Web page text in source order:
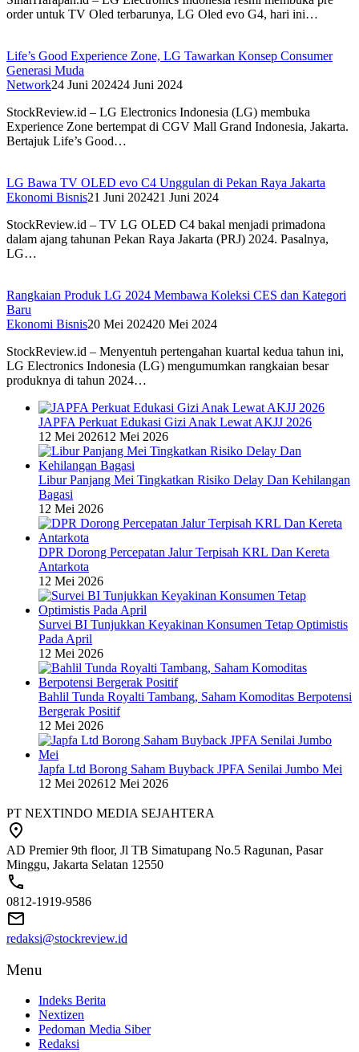
order untuk TV Oled terbarunya, LG Oled evo G4, hari ini…
Life’s Good Experience Zone, LG Tawarkan Konsep Consumer
Generasi Muda
Network24 Juni 202424 Juni 2024
StockReview.id – LG Electronics Indonesia (LG) membuka
Experience Zone bertempat di CGV Mall Grand Indonesia, Jakarta.
Bertajuk Life’s Good…
LG Bawa TV OLED evo C4 Unggulan di Pekan Raya Jakarta
Ekonomi Bisnis21 Juni 202421 Juni 2024
StockReview.id – TV LG OLED C4 bakal menjadi primadona
dalam ajang tahunan Pekan Raya Jakarta (PRJ) 2024. Pasalnya,
LG…
Rangkaian Produk LG 2024 Membawa Koleksi CES dan Kategori
Baru
Ekonomi Bisnis20 Mei 202420 Mei 2024
StockReview.id – Menyentuh pertengahan kuartal kedua tahun ini,
LG Electronics Indonesia (LG) mengumumkan rangkaian besar
produknya di tahun 2024…
JAPFA Perkuat Edukasi Gizi Anak Lewat AKJJ 2026
12 Mei 202612 Mei 2026
Libur Panjang Mei Tingkatkan Risiko Delay Dan Kehilangan
Bagasi
12 Mei 2026
DPR Dorong Percepatan Jalur Terpisah KRL Dan Kereta
Antarkota
12 Mei 2026
Survei BI Tunjukkan Keyakinan Konsumen Tetap Optimistis
Pada April
12 Mei 2026
Bahlil Tunda Royalti Tambang, Saham Komoditas Berpotensi
Bergerak Positif
12 Mei 2026
Japfa Ltd Borong Saham Buyback JPFA Senilai Jumbo Mei
12 Mei 202612 Mei 2026
PT NEXTINDO MEDIA SEJAHTERA
AD Premier 9th floor, Jl TB Simatupang No.5 Ragunan, Pasar
Minggu, Jakarta Selatan 12550
0812-1919-9586
redaksi@stockreview.id
Menu
Indeks Berita
Nextizen
Pedoman Media Siber
Redaksi